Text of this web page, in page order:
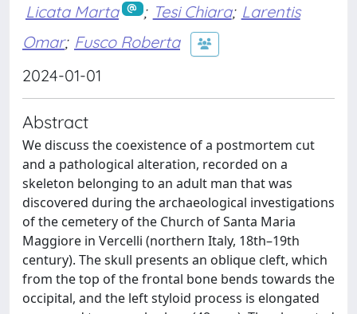
Licata Marta ; Tesi Chiara; Larentis
Omar; Fusco Roberta
2024-01-01
Abstract
We discuss the coexistence of a postmortem cut
and a pathological alteration, recorded on a
skeleton belonging to an adult man that was
discovered during the archaeological investigations
of the cemetery of the Church of Santa Maria
Maggiore in Vercelli (northern Italy, 18th–19th
century). The skull presents an oblique cleft, which
from the top of the frontal bone bends towards the
occipital, and the left styloid process is elongated